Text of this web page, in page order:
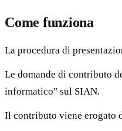
Come funziona
La procedura di
Le domande di contributo
informatico" sul SIAN.
Il contributo viene erogato